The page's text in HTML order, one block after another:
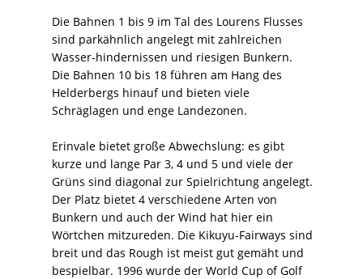
Die Bahnen 1 bis 9 im Tal des Lourens Flusses
sind parkähnlich angelegt mit zahlreichen
Wasser-hindernissen und riesigen Bunkern.
Die Bahnen 10 bis 18 führen am Hang des
Helderbergs hinauf und bieten viele
Schräglagen und enge Landezonen.
Erinvale bietet große Abwechslung: es gibt
kurze und lange Par 3, 4 und 5 und viele der
Grüns sind diagonal zur Spielrichtung angelegt.
Der Platz bietet 4 verschiedene Arten von
Bunkern und auch der Wind hat hier ein
Wörtchen mitzureden. Die Kikuyu-Fairways sind
breit und das Rough ist meist gut gemäht und
bespielbar. 1996 wurde der World Cup of Golf